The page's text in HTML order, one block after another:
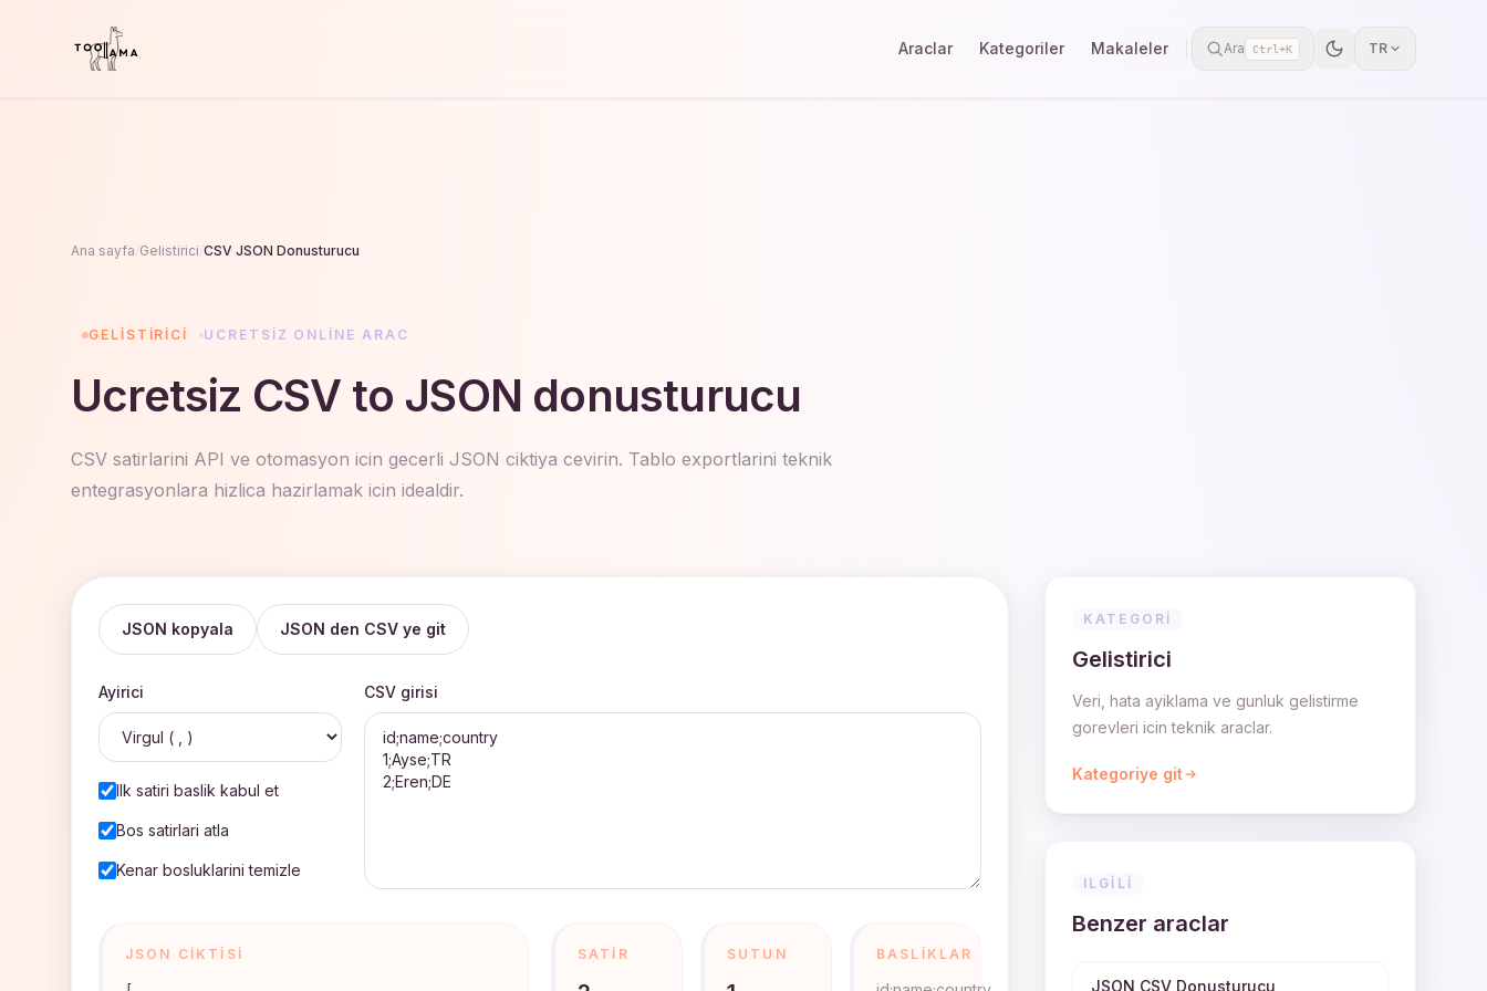
Araclar Kategoriler Makaleler Ara Ctrl+K TR
Ana sayfa Gelistirici CSV JSON Donusturucu
GELISTIRICI UCRETSIZ ONLINE ARAC
Ucretsiz CSV to JSON donusturucu
CSV satirlarini API ve otomasyon icin gecerli JSON ciktiya cevirin. Tablo exportlarini teknik
entegrasyonlara hizlica hazirlamak icin idealdir.
JSON kopyala JSON den CSV ye git
Ayirici
Ilk satiri baslik kabul et
Bos satirlari atla
Kenar bosluklarini temizle
CSV girisi
JSON CIKTISI SATIR SUTUN BASLIKLAR
KATEGORI
Gelistirici
Veri, hata ayiklama ve gunluk gelistirme
gorevleri icin teknik araclar.
Kategoriye git
ILGILI
Benzer araclar
JSON CSV Donusturucu